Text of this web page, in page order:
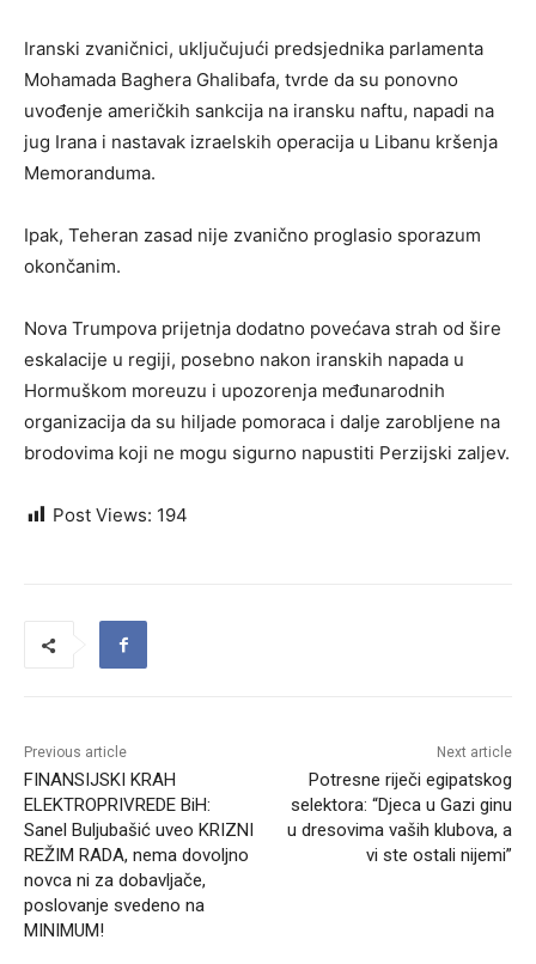
Iranski zvaničnici, uključujući predsjednika parlamenta
Mohamada Baghera Ghalibafa, tvrde da su ponovno
uvođenje američkih sankcija na iransku naftu, napadi na
jug Irana i nastavak izraelskih operacija u Libanu kršenja
Memoranduma.
Ipak, Teheran zasad nije zvanično proglasio sporazum
okončanim.
Nova Trumpova prijetnja dodatno povećava strah od šire
eskalacije u regiji, posebno nakon iranskih napada u
Hormuškom moreuzu i upozorenja međunarodnih
organizacija da su hiljade pomoraca i dalje zarobljene na
brodovima koji ne mogu sigurno napustiti Perzijski zaljev.
Post Views: 194
Previous article
FINANSIJSKI KRAH
ELEKTROPRIVREDE BiH:
Sanel Buljubašić uveo KRIZNI
REŽIM RADA, nema dovoljno
novca ni za dobavljače,
poslovanje svedeno na
MINIMUM!
Next article
Potresne riječi egipatskog
selektora: “Djeca u Gazi ginu
u dresovima vaših klubova, a
vi ste ostali nijemi”